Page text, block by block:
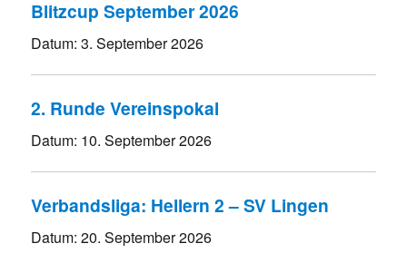
Blitzcup September 2026
Datum:3. September 2026
2. Runde Vereinspokal
Datum: 10. September 2026
Verbandsliga: Hellern 2 – SV Lingen
Datum:20. September 2026